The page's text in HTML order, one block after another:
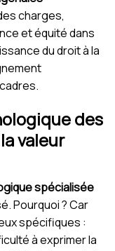
charges,
et équité dans
du droit à la
des
valeur
spécialisée
Pourquoi ? Car
spécifiques :
à exprimer la